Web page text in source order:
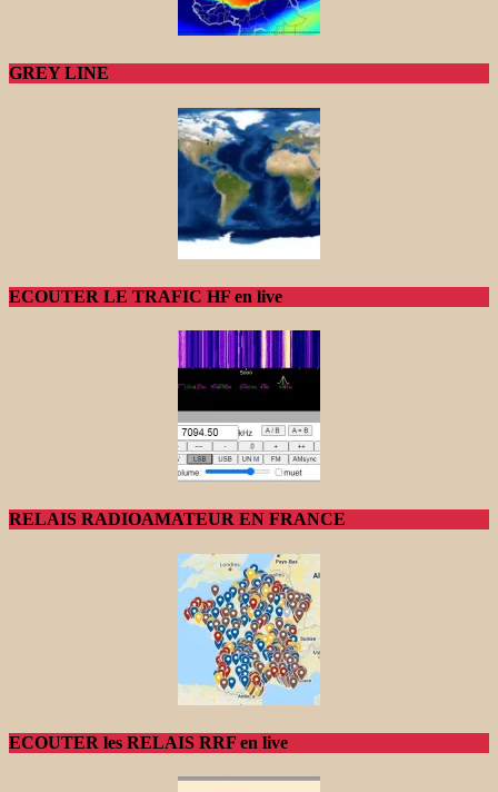
GREY LINE
ECOUTER LE TRAFIC HF en live
RELAIS RADIOAMATEUR EN FRANCE
ECOUTER les RELAIS RRF en live